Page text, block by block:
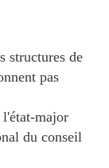
structures de
pas
major
du conseil